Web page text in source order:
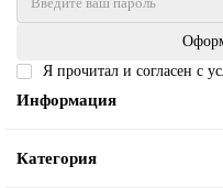
Я прочитал и согласен с
Информация
Категория